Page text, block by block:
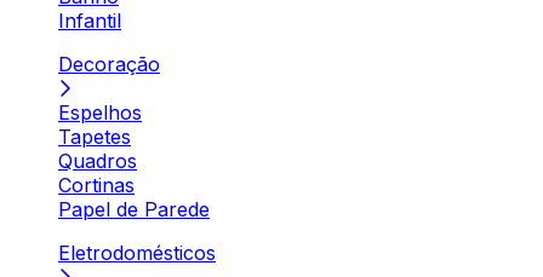
Infantil
Decoração
Espelhos
Tapetes
Quadros
Cortinas
Papel de Parede
Eletrodomésticos